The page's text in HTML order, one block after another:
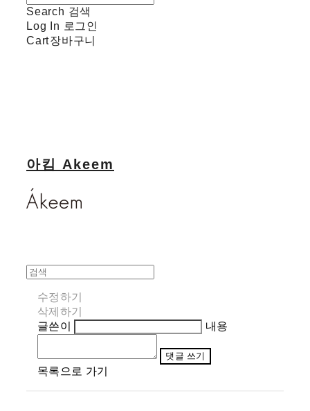
Search 검색
Log In 로그인
Cart장바구니
아킴 Akeem
수정하기
삭제하기
글쓴이
내용
댓글 쓰기
목록으로 가기